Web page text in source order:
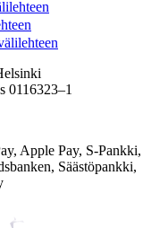
0116323–1
Apple Pay, S-Pankki,
Säästöpankki,